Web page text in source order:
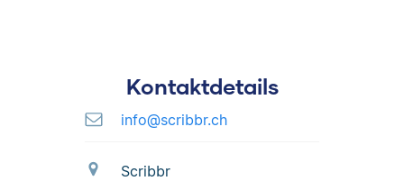
Kontaktdetails
info@scribbr.ch
Scribbr